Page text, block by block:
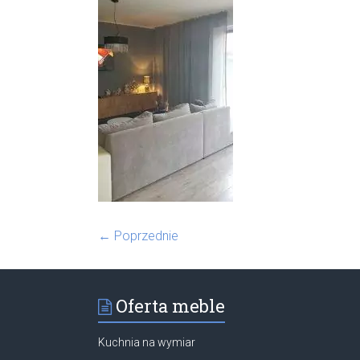
← Poprzednie
Oferta meble
Kuchnia na wymiar